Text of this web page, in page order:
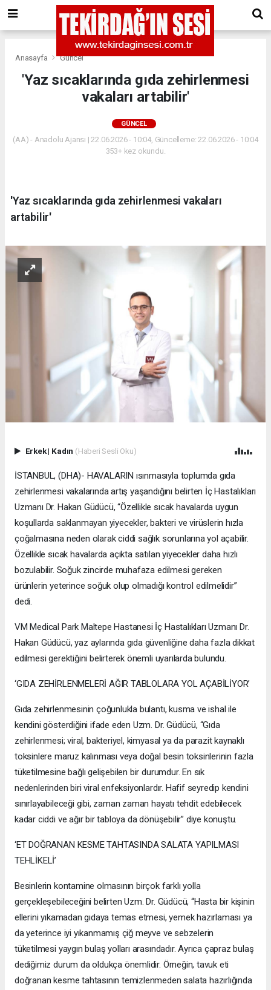
Anasayfa Güncel
'Yaz sıcaklarında gıda zehirlenmesi
vakaları artabilir'
GÜNCEL
(AA) - Anadolu Ajansı | 22.06.2026 - 10:04, Güncelleme: 22.06.2026 - 10:04
353+ kez okundu.
'Yaz sıcaklarında gıda zehirlenmesi vakaları
artabilir'
Erkek| Kadın (Haberi Sesli Oku)
İSTANBUL, (DHA)- HAVALARIN ısınmasıyla toplumda gıda
zehirlenmesi vakalarında artış yaşandığını belirten İç Hastalıkları
Uzmanı Dr. Hakan Güdücü, “Özellikle sıcak havalarda uygun
koşullarda saklanmayan yiyecekler, bakteri ve virüslerin hızla
çoğalmasına neden olarak ciddi sağlık sorunlarına yol açabilir.
Özellikle sıcak havalarda açıkta satılan yiyecekler daha hızlı
bozulabilir. Soğuk zincirde muhafaza edilmesi gereken
ürünlerin yeterince soğuk olup olmadığı kontrol edilmelidir”
dedi.
VM Medical Park Maltepe Hastanesi İç Hastalıkları Uzmanı Dr.
Hakan Güdücü, yaz aylarında gıda güvenliğine daha fazla dikkat
edilmesi gerektiğini belirterek önemli uyarılarda bulundu.
‘GIDA ZEHİRLENMELERİ AĞIR TABLOLARA YOL AÇABİLİYOR’
Gıda zehirlenmesinin çoğunlukla bulantı, kusma ve ishal ile
kendini gösterdiğini ifade eden Uzm. Dr. Güdücü, “Gıda
zehirlenmesi; viral, bakteriyel, kimyasal ya da parazit kaynaklı
toksinlere maruz kalınması veya doğal besin toksinlerinin fazla
tüketilmesine bağlı gelişebilen bir durumdur. En sık
nedenlerinden biri viral enfeksiyonlardır. Hafif seyredip kendini
sınırlayabileceği gibi, zaman zaman hayatı tehdit edebilecek
kadar ciddi ve ağır bir tabloya da dönüşebilir” diye konuştu.
‘ET DOĞRANAN KESME TAHTASINDA SALATA YAPILMASI
TEHLİKELİ’
Besinlerin kontamine olmasının birçok farklı yolla
gerçekleşebileceğini belirten Uzm. Dr. Güdücü, “Hasta bir kişinin
ellerini yıkamadan gıdaya temas etmesi, yemek hazırlaması ya
da yeterince iyi yıkanmamış çiğ meyve ve sebzelerin
tüketilmesi yaygın bulaş yolları arasındadır. Ayrıca çapraz bulaş
dediğimiz durum da oldukça önemlidir. Örneğin, tavuk eti
doğranan kesme tahtasının temizlenmeden salata hazırlığında